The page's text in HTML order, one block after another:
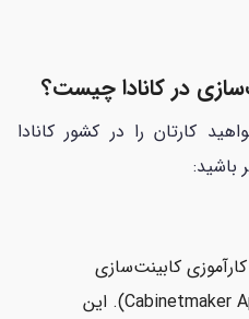
در کانادا چیست؟
کارتان را در کشور کانادا
باشید:
کابینت‌سازی
چهارساله (Cabinetmaker Apprenticeship). این